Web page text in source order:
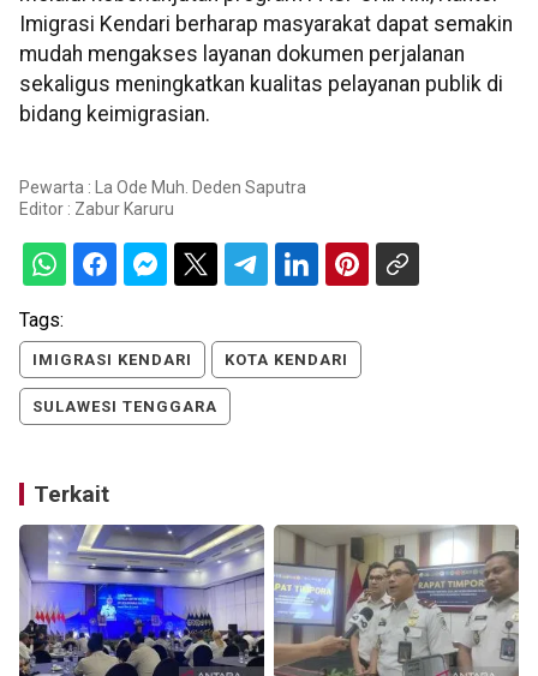
Imigrasi Kendari berharap masyarakat dapat semakin
mudah mengakses layanan dokumen perjalanan
sekaligus meningkatkan kualitas pelayanan publik di
bidang keimigrasian.
Pewarta : La Ode Muh. Deden Saputra
Editor : Zabur Karuru
Tags:
IMIGRASI KENDARI KOTA KENDARI
SULAWESI TENGGARA
Terkait